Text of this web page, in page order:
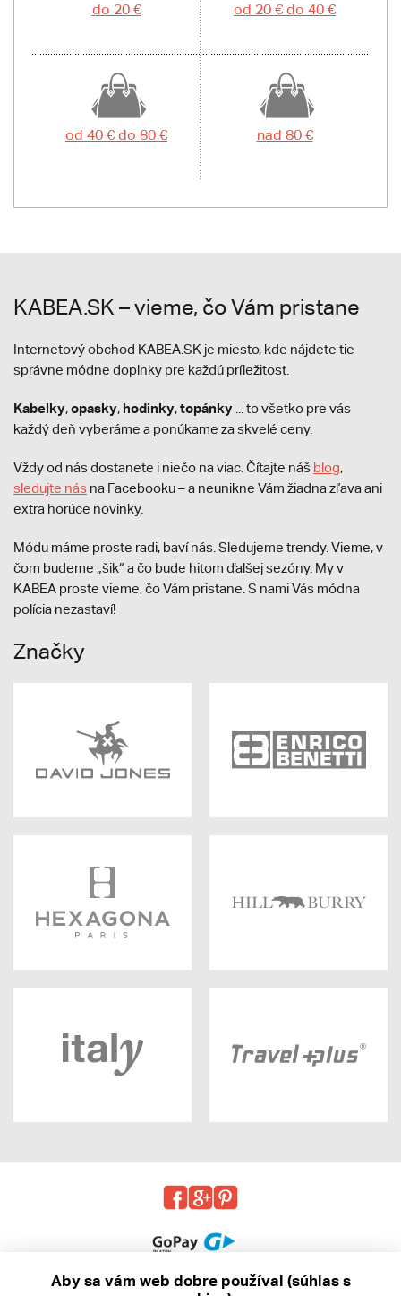
do 20 € od 20 € do 40 €
od 40 € do 80 € nad 80 €
KABEA.SK – vieme, čo Vám pristane
Internetový obchod KABEA.SK je miesto, kde nájdete tie
správne módne doplnky pre každú príležitosť.
Kabelky,opasky, hodinky,topánky ... to všetko pre vás
každý deň vyberáme a ponúkame za skvelé ceny.
Vždy od nás dostanete i niečo na viac. Čítajte náš blog,
sledujte nás na Facebooku – a neunikne Vám žiadna zľava ani
extra horúce novinky.
Módu máme proste radi, baví nás. Sledujeme trendy. Vieme, v
čom budeme „šik“ a čo bude hitom ďalšej sezóny. My v
KABEA proste vieme, čo Vám pristane. S nami Vás módna
polícia nezastaví!
Značky
Aby sa vám web dobre používal (súhlas s